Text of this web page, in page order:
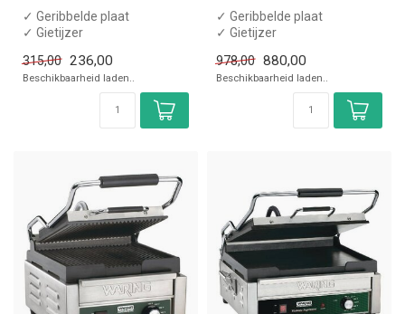
✓ Geribbelde plaat
✓ Gietijzer
✓ 2,2 kW
315,00 236,00
Beschikbaarheid laden..
✓ Geribbelde plaat
✓ Gietijzer
✓ 2,4 kW
978,00 880,00
Beschikbaarheid laden..